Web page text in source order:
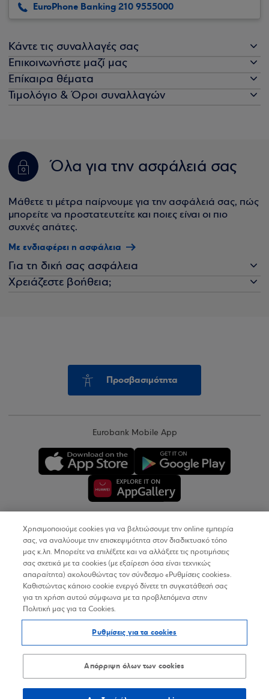
EuroPhone Banking 210 9555000
Κάντε τις συναλλαγές σας
Επικοινωνήστε μαζί μας
Επίκαιρα θέματα
Τιμολόγιο & Όροι συναλλαγών
Όλα για την ασφάλειά σας
Μάθετε τι μέτρα παίρνουμε για την ασφάλειά σας, πώς
μπορείτε να προστατευτείτε και ποιες είναι οι πιο
συχνές απάτες.
Με ενδιαφέρει η ασφάλεια
Για τη δική σας ασφάλεια
Χρειάζεστε βοήθεια;
Προσβασιμότητα
Eurobank Mobile App
Copyright © 2026
Όροι Χρήσης
Προσωπικά Δεδομένα στον Διαδικτυακό Τόπο
Δήλωση Προσβασιμότητας
Sitemap
Χρησιμοποιούμε cookies για να βελτιώσουμε την online εμπειρία
σας, να αναλύουμε την επισκεψιμότητα στον διαδικτυακό τόπο
μας κ.λπ. Μπορείτε να επιλέξετε και να αλλάξετε τις προτιμήσεις
σας σχετικά με τα cookies (με εξαίρεση όσα είναι τεχνικώς
απαραίτητα) ακολουθώντας τον σύνδεσμο «Ρυθμίσεις cookies».
Καθιστώντας κάποιο cookie ενεργό δίνετε τη συγκατάθεσή σας
για τη χρήση αυτού σύμφωνα με τα προβλεπόμενα στην
Πολιτική μας για τα Cookies.
Ρυθμίσεις για τα cookies
Απόρριψη όλων των cookies